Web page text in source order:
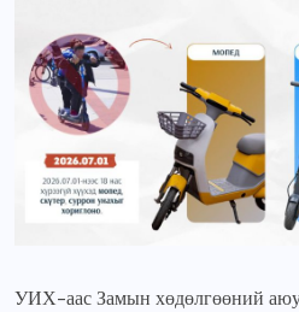
УИХ-аас Замын хөдөлгөөний